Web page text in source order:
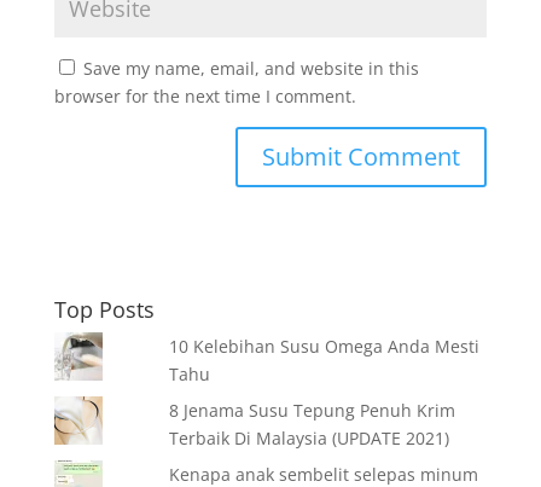
Save my name, email, and website in this
browser for the next time I comment.
Top Posts
10 Kelebihan Susu Omega Anda Mesti
Tahu
8 Jenama Susu Tepung Penuh Krim
Terbaik Di Malaysia (UPDATE 2021)
Kenapa anak sembelit selepas minum